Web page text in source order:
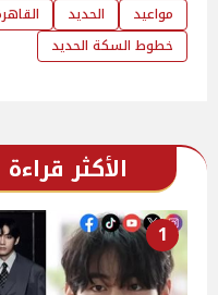
مواعيد الحديد
خطوط السكة الحديد
الأكثر قراءة
1